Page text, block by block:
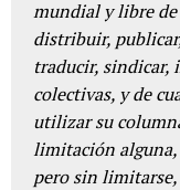
mundial y libre de
distribuir,
traducir, sindicar,
colectivas, y de
utilizar su
limitación
pero sin